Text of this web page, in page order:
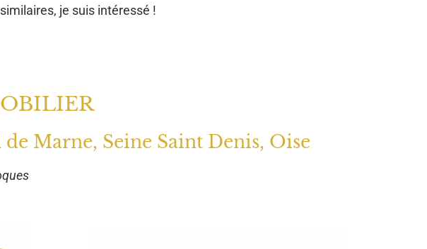
je suis intéressé !
de Marne, Seine Saint Denis, Oise